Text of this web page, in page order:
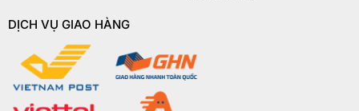
DỊCH VỤ GIAO HÀNG